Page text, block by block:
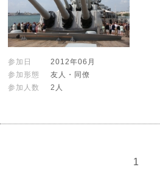
参加日
2012年06月
参加形態
友人・同僚
参加人数
2人
1